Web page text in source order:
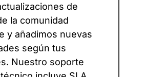
de
la comunidad
y añadimos nuevas
según tus
Nuestro soporte